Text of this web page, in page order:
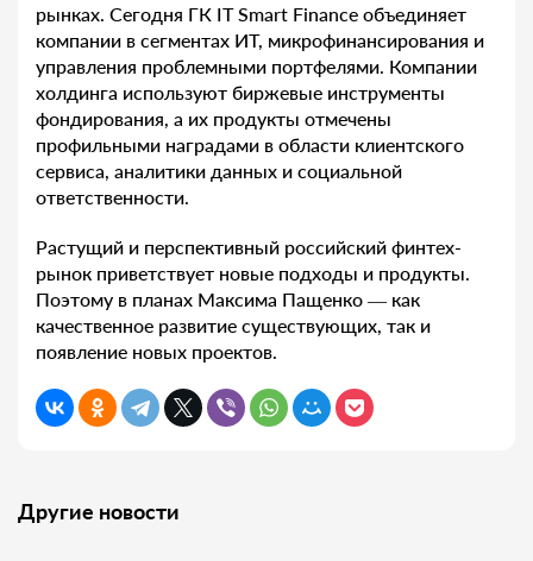
рынках. Сегодня ГК IT Smart Finance объединяет
компании в сегментах ИТ, микрофинансирования и
управления проблемными портфелями. Компании
холдинга используют биржевые инструменты
фондирования, а их продукты отмечены
профильными наградами в области клиентского
сервиса, аналитики данных и социальной
ответственности.
Растущий и перспективный российский финтех-
рынок приветствует новые подходы и продукты.
Поэтому в планах Максима Пащенко — как
качественное развитие существующих, так и
появление новых проектов.
Другие новости